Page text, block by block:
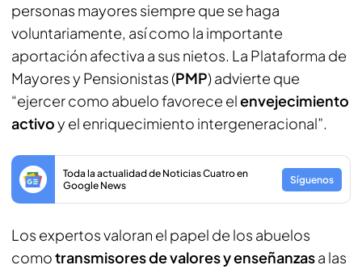
personas mayores siempre que se haga
voluntariamente, así como la importante
aportación afectiva a sus nietos. La Plataforma de
Mayores y Pensionistas (PMP) advierte que
“ejercer como abuelo favorece elenvejecimiento
activoy el enriquecimiento intergeneracional”.
Toda la actualidad de Noticias Cuatro en
Google News
Síguenos
Los expertos valoran el papel de los abuelos
comotransmisores de valores y enseñanzasa las